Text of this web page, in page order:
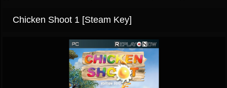
Chicken Shoot 1 [Steam Key]